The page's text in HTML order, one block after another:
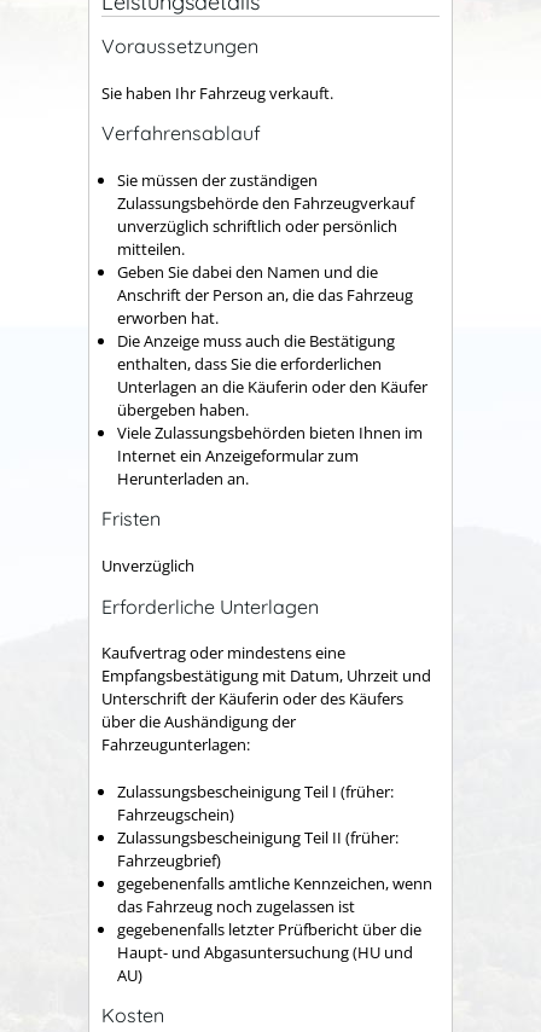
Voraussetzungen
Sie haben Ihr Fahrzeug verkauft.
Verfahrensablauf
Sie müssen der zuständigen
Zulassungsbehörde den Fahrzeugverkauf
unverzüglich schriftlich oder persönlich
mitteilen.
Geben Sie dabei den Namen und die
Anschrift der Person an, die das Fahrzeug
erworben hat.
Die Anzeige muss auch die Bestätigung
enthalten, dass Sie die erforderlichen
Unterlagen an die Käuferin oder den Käufer
übergeben haben.
Viele Zulassungsbehörden bieten Ihnen im
Internet ein Anzeigeformular zum
Herunterladen an.
Fristen
Unverzüglich
Erforderliche Unterlagen
Kaufvertrag oder mindestens eine
Empfangsbestätigung mit Datum, Uhrzeit und
Unterschrift der Käuferin oder des Käufers
über die Aushändigung der
Fahrzeugunterlagen:
Zulassungsbescheinigung Teil I (früher:
Fahrzeugschein)
Zulassungsbescheinigung Teil II (früher:
Fahrzeugbrief)
gegebenenfalls amtliche Kennzeichen, wenn
das Fahrzeug noch zugelassen ist
gegebenenfalls letzter Prüfbericht über die
Haupt- und Abgasuntersuchung (HU und
AU)
Kosten